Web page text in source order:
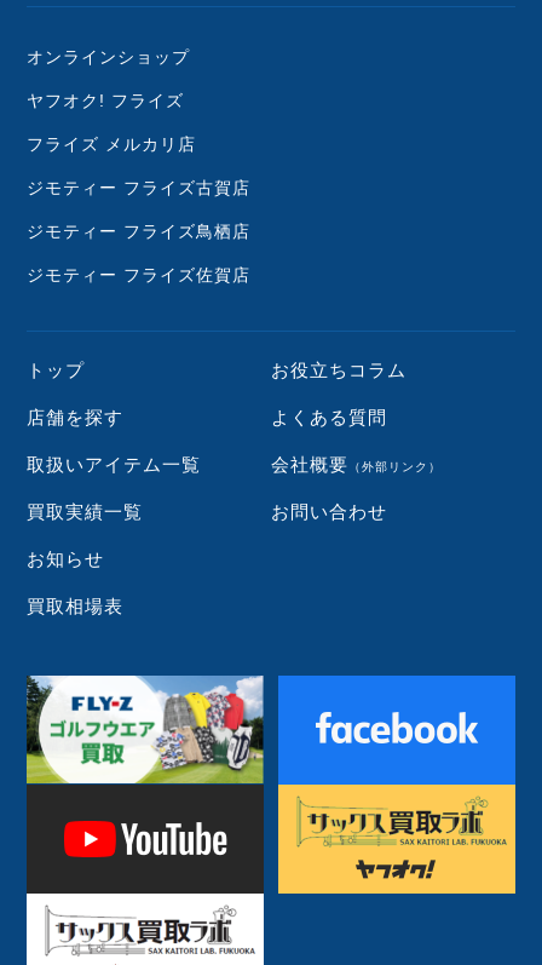
オンラインショップ
ヤフオク! フライズ
フライズ メルカリ店
ジモティー フライズ古賀店
ジモティー フライズ鳥栖店
ジモティー フライズ佐賀店
トップ
店舗を探す
取扱いアイテム一覧
買取実績一覧
お知らせ
買取相場表
お役立ちコラム
よくある質問
会社概要 （外部リンク）
お問い合わせ